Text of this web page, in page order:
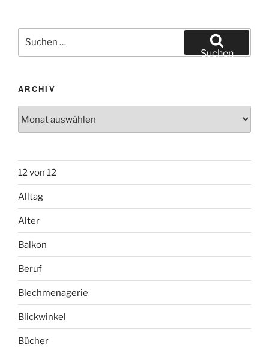
Suchen
nach:
Suchen
ARCHIV
12 von 12
Alltag
Alter
Balkon
Beruf
Blechmenagerie
Blickwinkel
Bücher